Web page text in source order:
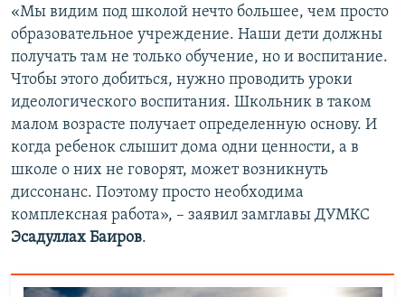
«Мы видим под школой нечто большее, чем просто
образовательное учреждение. Наши дети должны
получать там не только обучение, но и воспитание.
Чтобы этого добиться, нужно проводить уроки
идеологического воспитания. Школьник в таком
малом возрасте получает определенную основу. И
когда ребенок слышит дома одни ценности, а в
школе о них не говорят, может возникнуть
диссонанс. Поэтому просто необходима
комплексная работа», – заявил замглавы ДУМКС
Эсадуллах Баиров.